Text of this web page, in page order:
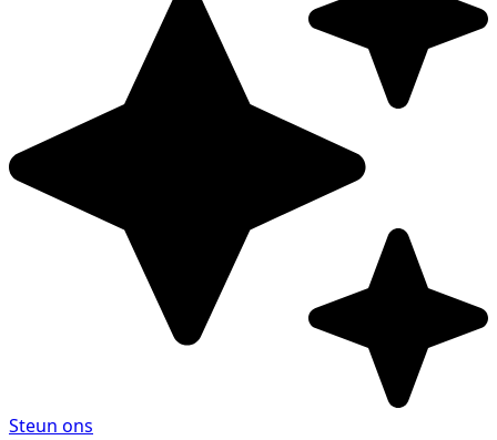
Steun ons